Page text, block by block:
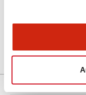
04/09/2025